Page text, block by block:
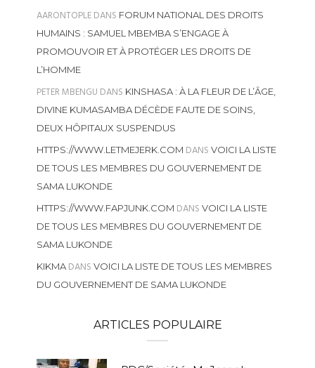
AARONTOPLEDANS FORUM NATIONAL DES DROITS
HUMAINS : SAMUEL MBEMBA S’ENGAGE À
PROMOUVOIR ET À PROTÉGER LES DROITS DE
L’HOMME
PETER MBENGU DANS KINSHASA : À LA FLEUR DE L’ÂGE,
DIVINE KUMASAMBA DÉCÈDE FAUTE DE SOINS,
DEUX HÔPITAUX SUSPENDUS
HTTPS://WWW.LETMEJERK.COM DANS VOICI LA LISTE
DE TOUS LES MEMBRES DU GOUVERNEMENT DE
SAMA LUKONDE
HTTPS://WWW.FAPJUNK.COM DANS VOICI LA LISTE
DE TOUS LES MEMBRES DU GOUVERNEMENT DE
SAMA LUKONDE
KIKMADANS VOICI LA LISTE DE TOUS LES MEMBRES
DU GOUVERNEMENT DE SAMA LUKONDE
ARTICLES POPULAIRE